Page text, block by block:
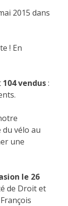
2015 dans
! En
104 vendus:
vélo au
une
le 26
de Droit et